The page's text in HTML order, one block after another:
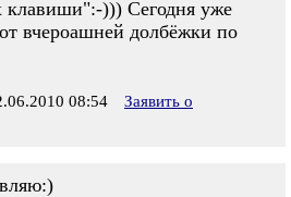
клавиши":-))) Сегодня уже
вчероашней долбёжки по
08:54
Заявить о